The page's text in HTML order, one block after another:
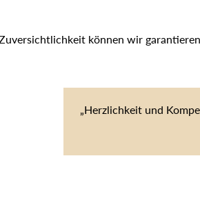
können wir
„Herzlichkeit und